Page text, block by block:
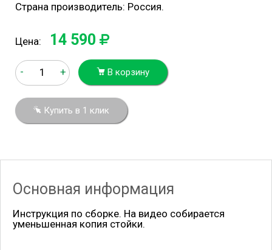
Страна производитель: Россия.
Цена: 14 590
- + В корзину
Купить в 1 клик
Основная информация
Инструкция по сборке. На видео собирается
уменьшенная копия стойки.